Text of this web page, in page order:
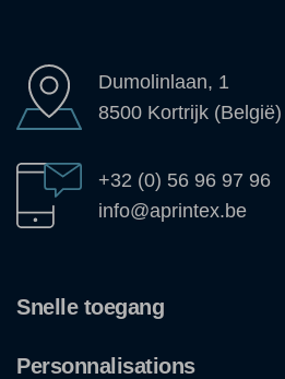
Dumolinlaan, 1
8500 Kortrijk (België)
+32 (0) 56 96 97 96
info@aprintex.be
Snelle toegang
Personnalisations